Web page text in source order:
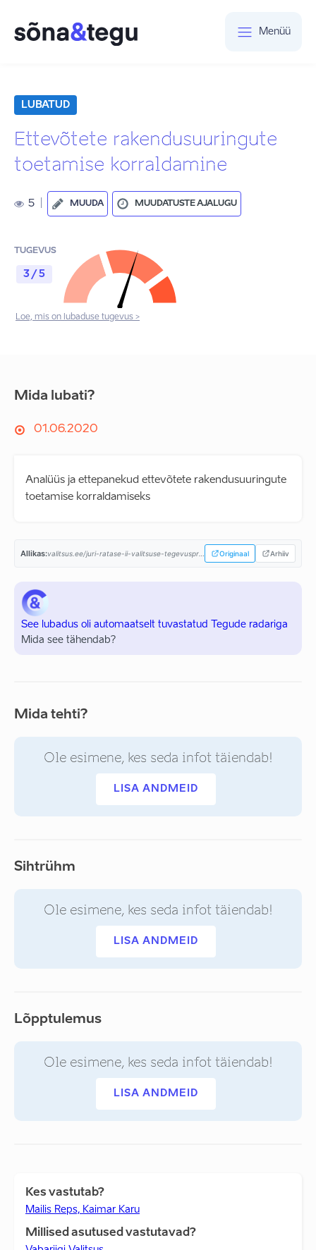
Menüü
LUBATUD
Ettevõtete rakendusuuringute
toetamise korraldamine
5 MUUDA MUUDATUSTE AJALUGU
TUGEVUS
3 / 5
Loe, mis on lubaduse tugevus >
Mida lubati?
01.06.2020
Analüüs ja ettepanekud ettevõtete rakendusuuringute
toetamise korraldamiseks
Allikas: Originaal Arhiiv
See lubadus oli automaatselt tuvastatud Tegude radariga
Mida see tähendab?
Mida tehti?
Ole esimene, kes seda infot täiendab!
LISA ANDMEID
Sihtrühm
Ole esimene, kes seda infot täiendab!
LISA ANDMEID
Lõpptulemus
Ole esimene, kes seda infot täiendab!
LISA ANDMEID
Kes vastutab?
Mailis Reps, Kaimar Karu
Millised asutused vastutavad?